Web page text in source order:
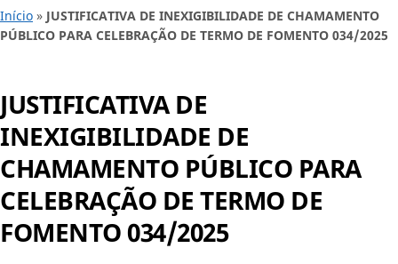
Início » JUSTIFICATIVA DE INEXIGIBILIDADE DE CHAMAMENTO
PÚBLICO PARA CELEBRAÇÃO DE TERMO DE FOMENTO 034/2025
JUSTIFICATIVA DE
INEXIGIBILIDADE DE
CHAMAMENTO PÚBLICO PARA
CELEBRAÇÃO DE TERMO DE
FOMENTO 034/2025